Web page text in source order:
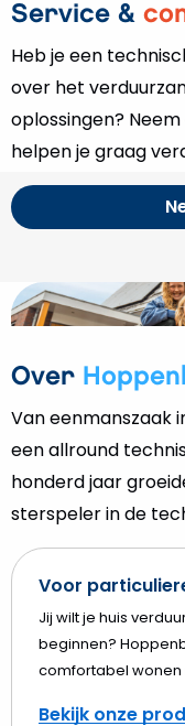
Service &
Heb je een
over het
oplossingen?
helpen je graag
Over
Van eenmanszaak
een allround
honderd jaar
sterspeler in de
Voor
Jij wilt je huis
beginnen?
comfortabel
Bekijk onze